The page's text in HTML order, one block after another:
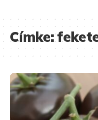
Címke: